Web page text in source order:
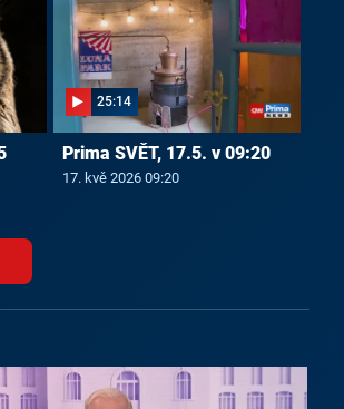
25:14
Prima SVĚT, 17.5. v 09:20
17. kvě 2026 09:20